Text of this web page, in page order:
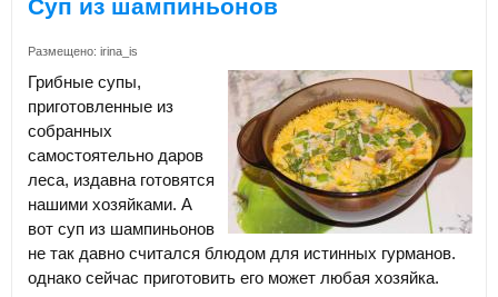
Суп из шампиньонов
Размещено: irina_is
Грибные супы,
приготовленные из
собранных
самостоятельно даров
леса, издавна готовятся
нашими хозяйками. А
вот суп из шампиньонов
не так давно считался блюдом для истинных гурманов.
однако сейчас приготовить его может любая хозяйка.